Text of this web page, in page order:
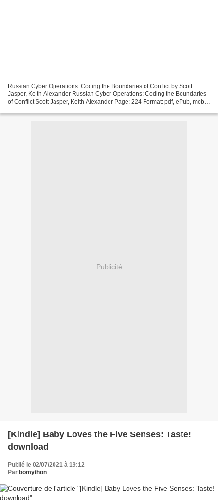
Russian Cyber Operations: Coding the Boundaries of Conflict by Scott
Jasper, Keith Alexander Russian Cyber Operations: Coding the Boundaries
of Conflict Scott Jasper, Keith Alexander Page: 224 Format: pdf, ePub, mobi,
Publicité
[Kindle] Baby Loves the Five Senses: Taste!
download
Publié le 02/07/2021 à 19:12
Par bomython